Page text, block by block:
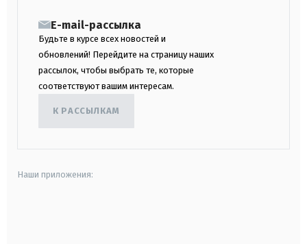
E-mail-рассылка
Будьте в курсе всех новостей и
обновлений! Перейдите на страницу наших
рассылок, чтобы выбрать те, которые
соответствуют вашим интересам.
К РАССЫЛКАМ
Наши приложения: